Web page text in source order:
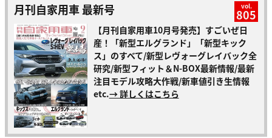
月刊自家用車 最新号 vol.
805
【月刊自家用車10月号発売】すごいぜ日
産！「新型エルグランド」「新型キック
ス」のすべて/新型レヴォーグレイバック全
研究/新型フィット＆N-BOX最新情報/最新
注目モデル攻略大作戦/新車値引き生情報
etc.→ 詳しくはこちら